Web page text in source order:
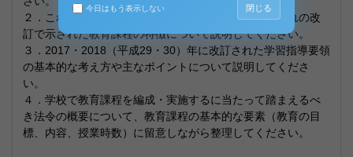
２．これまでの学習指導要領の変遷について、それぞれの改
訂で示された教育課程の特徴について説明してください。
３．2017・2018（平成29・30）年に改訂された学習指導要領
の基本的な考え方や主なポイントについて説明してくださ
い。
４．学校で教育課程を編成・実施するに当たって踏まえるべ
き法令の概要について、教育課程の基本的な要素（教育の目
標、内容、授業時数）に留意しながら整理してください。
今日はもう表示しない 閉じる